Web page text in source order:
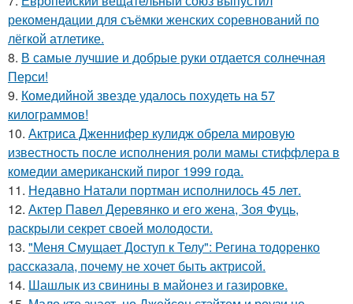
рекомендации для съёмки женских соревнований по
лёгкой атлетике.
8. В самые лучшие и добрые руки отдается солнечная
Перси!
9. Комедийной звезде удалось похудеть на 57
килограммов!
10. Актриса Дженнифер кулидж обрела мировую
известность после исполнения роли мамы стиффлера в
комедии американский пирог 1999 года.
11. Недавно Натали портман исполнилось 45 лет.
12. Актер Павел Деревянко и его жена, Зоя Фуць,
раскрыли секрет своей молодости.
13. "Меня Смущает Доступ к Телу": Регина тодоренко
рассказала, почему не хочет быть актрисой.
14. Шашлык из свинины в майонез и газировке.